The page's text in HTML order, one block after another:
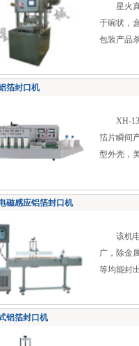
星火真
于碗状，
包装产品
箔封口机
XH-
箔片瞬间
型外壳，
磁感应铝箔封口机
该机电
广，除金
等均能封
铝箔封口机